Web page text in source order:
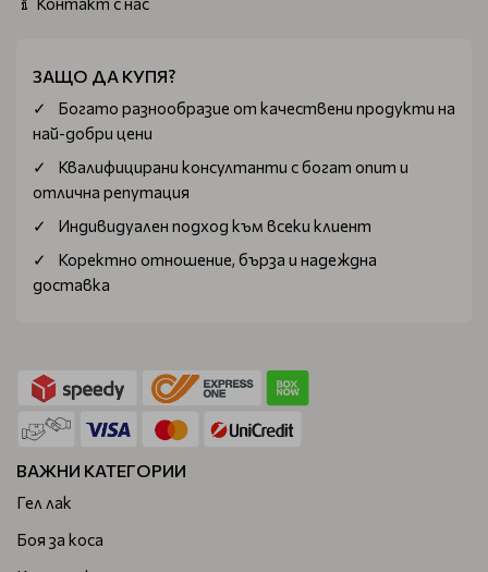
ЗАЩО ДА КУПЯ?
Богатo разнообразие от качествени продукти на
най-добри цени
Квалифицирани консултанти с богат опит и
отлична репутация
Индивидуален подход към всеки клиент
Коректно отношение, бърза и надеждна
доставка
ВАЖНИ КАТЕГОРИИ
Гел лак
Боя за коса